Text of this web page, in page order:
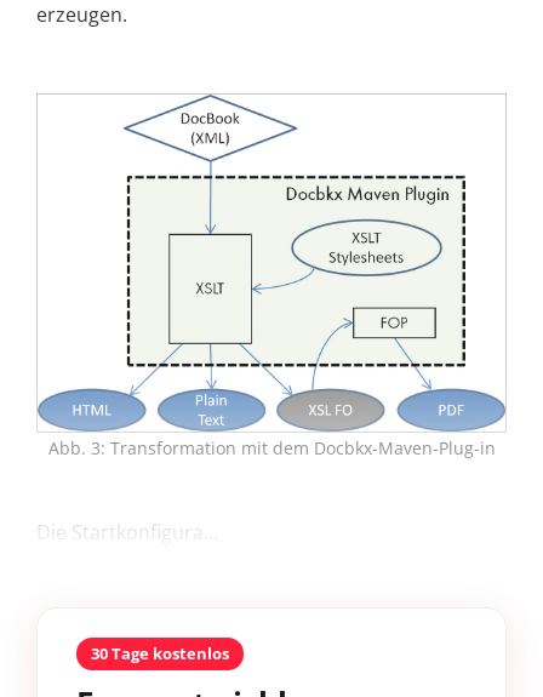
erzeugen.
Abb. 3: Transformation mit dem Docbkx-Maven-Plug-in
Die Startkonfigura...
30 Tage kostenlos